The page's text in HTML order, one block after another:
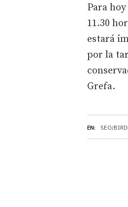
EN: SEO/
Para
11.30
estará
por la
Grefa.